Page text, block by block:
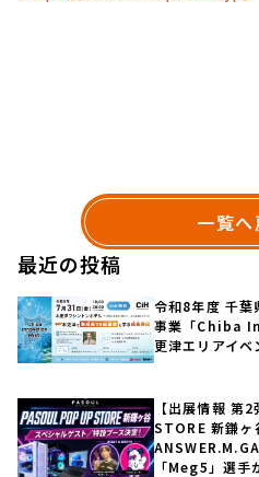
一覧へ
最近の投稿
令和8年度 千葉
事業「Chiba
更津エリアイ
【出展情報 第
STORE 新鎌ヶ
「Meg5」選手